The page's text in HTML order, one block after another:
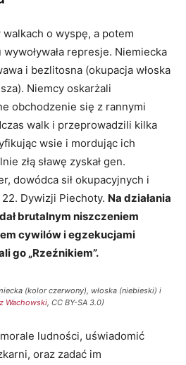
o wyspę, a potem
represje. Niemiecka
i bezlitosna (okupacja włoska
Niemcy oskarżali
obchodzenie się z rannymi
walk i przeprowadzili kilka
wsie i mordując ich
złą sławę zyskał gen.
dowódca sił okupacyjnych i
Dywizji Piechoty. Na działania
brutalnym niszczeniem
cywilów i egzekucjami
go „Rzeźnikiem”.
(kolor czerwony), włoska (niebieski) i
Wachowski, CC BY-SA 3.0)
ludności, uświadomić
oraz zadać im